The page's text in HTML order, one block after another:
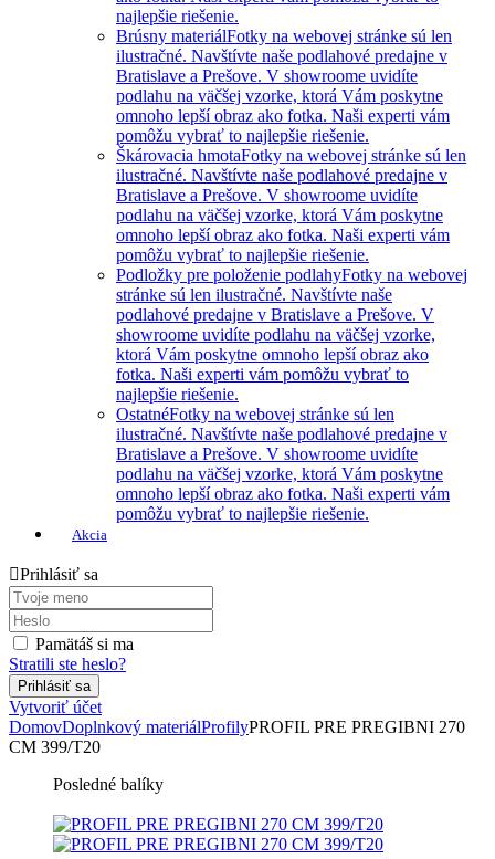
najlepšie riešenie.
Brúsny materiálFotky na webovej stránke sú len
ilustračné. Navštívte naše podlahové predajne v
Bratislave a Prešove. V showroome uvidíte
podlahu na väčšej vzorke, ktorá Vám poskytne
omnoho lepší obraz ako fotka. Naši experti vám
pomôžu vybrať to najlepšie riešenie.
Škárovacia hmotaFotky na webovej stránke sú len
ilustračné. Navštívte naše podlahové predajne v
Bratislave a Prešove. V showroome uvidíte
podlahu na väčšej vzorke, ktorá Vám poskytne
omnoho lepší obraz ako fotka. Naši experti vám
pomôžu vybrať to najlepšie riešenie.
Podložky pre položenie podlahyFotky na webovej
stránke sú len ilustračné. Navštívte naše
podlahové predajne v Bratislave a Prešove. V
showroome uvidíte podlahu na väčšej vzorke,
ktorá Vám poskytne omnoho lepší obraz ako
fotka. Naši experti vám pomôžu vybrať to
najlepšie riešenie.
OstatnéFotky na webovej stránke sú len
ilustračné. Navštívte naše podlahové predajne v
Bratislave a Prešove. V showroome uvidíte
podlahu na väčšej vzorke, ktorá Vám poskytne
omnoho lepší obraz ako fotka. Naši experti vám
pomôžu vybrať to najlepšie riešenie.
Akcia
Prihlásiť sa
Pamätáš si ma
Stratili ste heslo?
Vytvoriť účet
DomovDoplnkový materiálProfilyPROFIL PRE PREGIBNI 270
CM 399/T20
Posledné balíky